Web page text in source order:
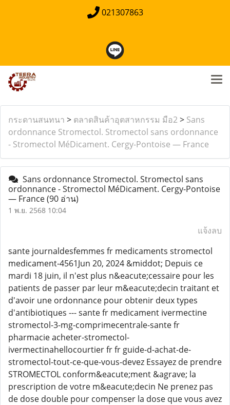
021307863
กระดานสนทนา > ตลาดสินค้าอุตสาหกรรม มือ2> Sans
ordonnance Stromectol. Stromectol sans ordonnance
- Stromectol MéDicament. Cergy-Pontoise — France
Sans ordonnance Stromectol. Stromectol sans
ordonnance - Stromectol MéDicament. Cergy-Pontoise
— France(90 อ่าน)
1 พ.ย. 2568 10:04
แจ้งลบ
sante journaldesfemmes fr medicaments stromectol
medicament-4561Jun 20, 2024 &middot; Depuis ce
mardi 18 juin, il n'est plus n&eacute;cessaire pour les
patients de passer par leur m&eacute;decin traitant et
d'avoir une ordonnance pour obtenir deux types
d'antibiotiques --- sante fr medicament ivermectine
stromectol-3-mg-comprimecentrale-sante fr
pharmacie acheter-stromectol-
ivermectinahellocourtier fr fr guide-d-achat-de-
stromectol-tout-ce-que-vous-devez Essayez de prendre
STROMECTOL conform&eacute;ment &agrave; la
prescription de votre m&eacute;decin Ne prenez pas
de dose double pour compenser la dose que vous avez